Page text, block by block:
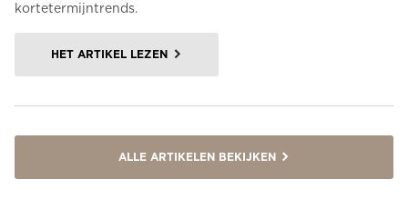
kortetermijntrends.
HET ARTIKEL LEZEN
ALLE ARTIKELEN BEKIJKEN